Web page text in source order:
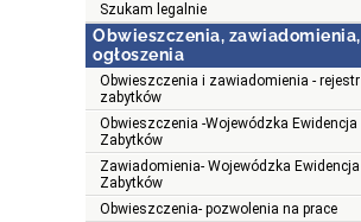
Szukam legalnie
Obwieszczenia, zawiadomienia,
ogłoszenia
Obwieszczenia i zawiadomienia - rejestr
zabytków
Obwieszczenia -Wojewódzka Ewidencja
Zabytków
Zawiadomienia- Wojewódzka Ewidencja
Zabytków
Obwieszczenia- pozwolenia na prace